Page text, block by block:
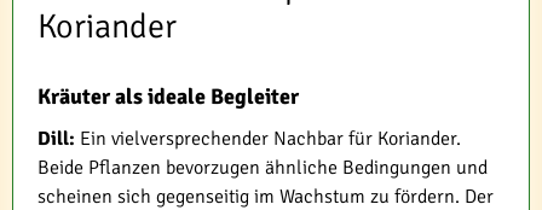
Koriander
Kräuter als ideale Begleiter
Dill: Ein vielversprechender Nachbar für Koriander.
Beide Pflanzen bevorzugen ähnliche Bedingungen und
scheinen sich gegenseitig im Wachstum zu fördern. Der